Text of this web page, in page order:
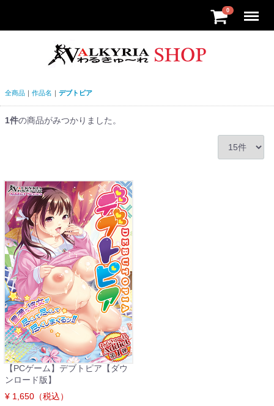
0
全商品 作品名 デブトピア
1件の商品がみつかりました。
【PCゲーム】デブトピア【ダウ
ンロード版】
¥ 1,650（税込）